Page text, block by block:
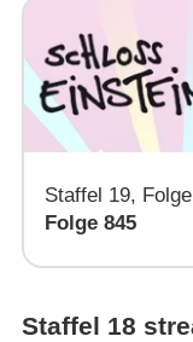
Staffel 19,
Folge 845
Staffel 18